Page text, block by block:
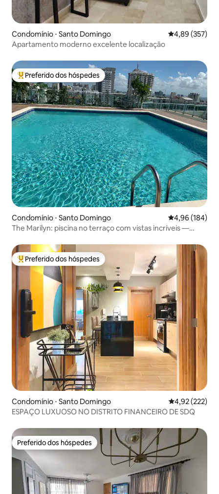
Condomínio ⋅ Santo Domingo 4,89 de uma
4,89 (357)
Apartamento moderno excelente localização
Entre os melhores preferidos dos hóspedes
Preferido dos hóspedes
Condomínio ⋅ Santo Domingo 4,96 de uma
4,96 (184)
The Marilyn: piscina no terraço com vistas incríveis —
Entre os melhores preferidos dos hóspedes
Preferido dos hóspedes
Condomínio ⋅ Santo Domingo 4,92 de uma
4,92 (222)
ESPAÇO LUXUOSO NO DISTRITO FINANCEIRO DE SDQ
Preferido dos hóspedes
Preferido dos hóspedes